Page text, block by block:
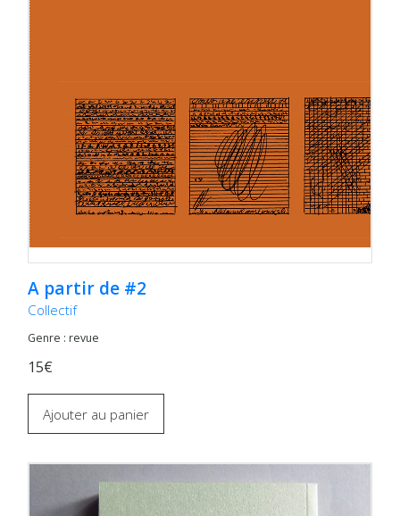
A partir de #2
Collectif
Genre : revue
15€
Ajouter au panier